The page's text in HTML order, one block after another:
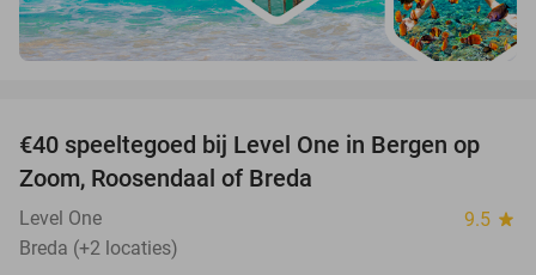
50%
€40 speeltegoed bij Level One in Bergen op
Zoom, Roosendaal of Breda
Level One 9.5 star
Breda (+2 locaties)